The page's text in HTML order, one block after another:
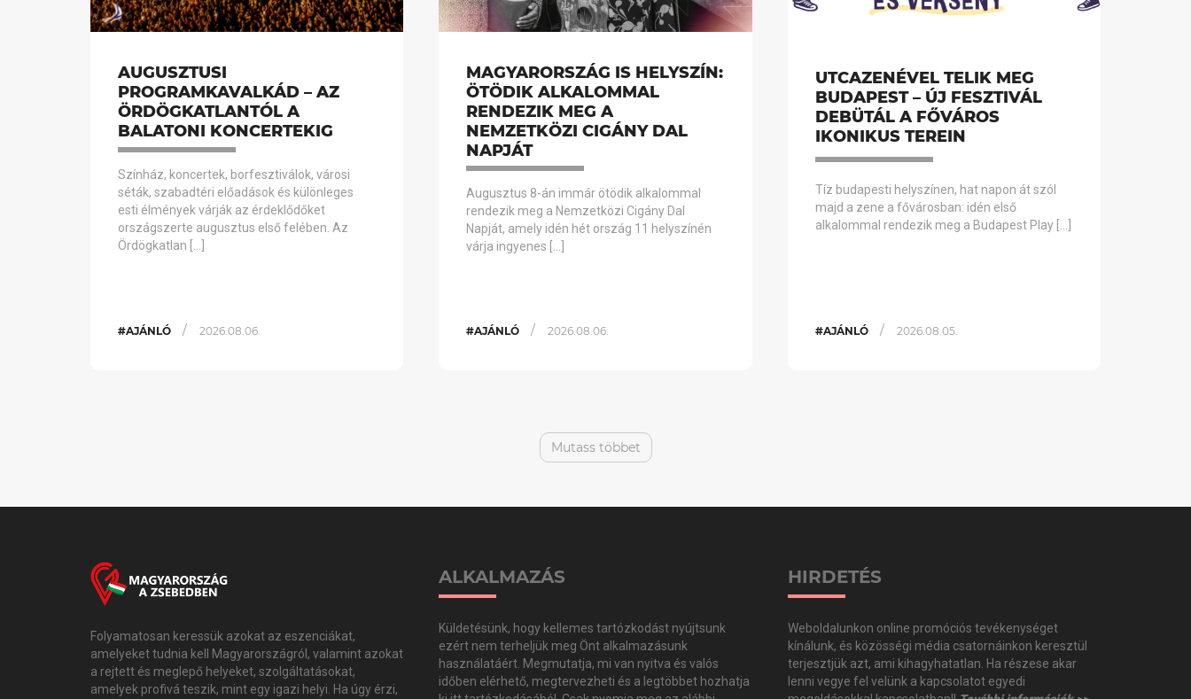
AUGUSZTUSI
PROGRAMKAVALKÁD – AZ
ÖRDÖGKATLANTÓL A
BALATONI KONCERTEKIG
Színház, koncertek, borfesztiválok, városi
séták, szabadtéri előadások és különleges
esti élmények várják az érdeklődőket
országszerte augusztus első felében. Az
Ördögkatlan […]
#AJÁNLÓ / 2026.08.06.
MAGYARORSZÁG IS HELYSZÍN:
ÖTÖDIK ALKALOMMAL
RENDEZIK MEG A
NEMZETKÖZI CIGÁNY DAL
NAPJÁT
Augusztus 8-án immár ötödik alkalommal
rendezik meg a Nemzetközi Cigány Dal
Napját, amely idén hét ország 11 helyszínén
várja ingyenes […]
#AJÁNLÓ / 2026.08.06.
UTCAZENÉVEL TELIK MEG
BUDAPEST – ÚJ FESZTIVÁL
DEBÜTÁL A FŐVÁROS
IKONIKUS TEREIN
Tíz budapesti helyszínen, hat napon át szól
majd a zene a fővárosban: idén első
alkalommal rendezik meg a Budapest Play […]
#AJÁNLÓ / 2026.08.05.
Mutass többet
Folyamatosan keressük azokat az eszenciákat,
amelyeket tudnia kell Magyarországról, valamint azokat
a rejtett és meglepő helyeket, szolgáltatásokat,
amelyek profivá teszik, mint egy igazi helyi. Ha úgy érzi,
ALKALMAZÁS
Küldetésünk, hogy kellemes tartózkodást nyújtsunk
ezért nem terheljük meg Önt alkalmazásunk
használatáért. Megmutatja, mi van nyitva és valós
időben elérhető, megtervezheti és a legtöbbet hozhatja
HIRDETÉS
Weboldalunkon online promóciós tevékenységet
kínálunk, és közösségi média csatornáinkon keresztül
terjesztjük azt, ami kihagyhatatlan. Ha részese akar
lenni vegye fel velünk a kapcsolatot egyedi